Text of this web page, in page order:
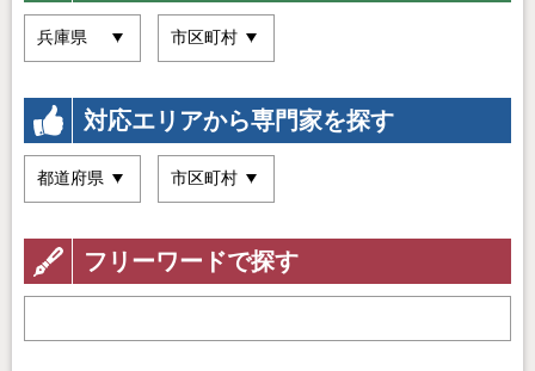
対応エリアから専門家を探す
フリーワードで探す